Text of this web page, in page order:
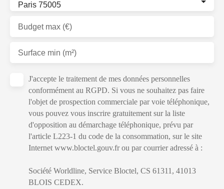
Paris 75005
Budget max (€)
Surface min (m²)
J'accepte le traitement de mes données personnelles
conformément au RGPD. Si vous ne souhaitez pas faire
l'objet de prospection commerciale par voie téléphonique,
vous pouvez vous inscrire gratuitement sur la liste
d'opposition au démarchage téléphonique, prévu par
l'article L223-1 du code de la consommation, sur le site
Internet www.bloctel.gouv.fr ou par courrier adressé à :
Société Worldline, Service Bloctel, CS 61311, 41013
BLOIS CEDEX.